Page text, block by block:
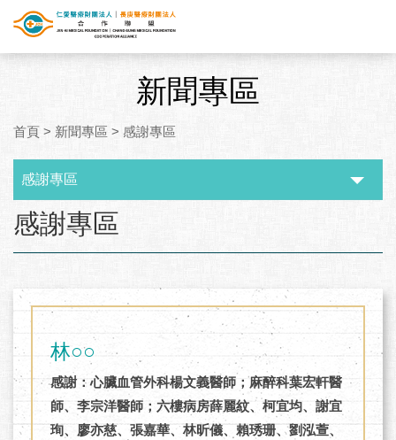
新聞專區
首頁 > 新聞專區 > 感謝專區
感謝專區
感謝專區
林○○
感謝：心臟血管外科楊文義醫師；麻醉科葉宏軒醫
師、李宗洋醫師；六樓病房薛麗紋、柯宜均、謝宜
珣、廖亦慈、張嘉華、林昕儀、賴琇珊、劉泓萱、